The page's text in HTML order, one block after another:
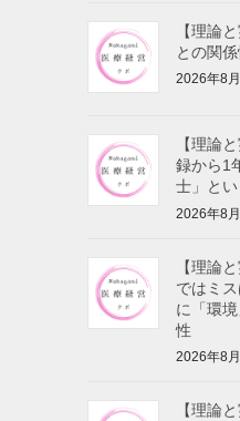
【理論
との関
2026年8
【理論
録から1
士」と
2026年8
【理論
ではミ
に「環
性
2026年8
【理論